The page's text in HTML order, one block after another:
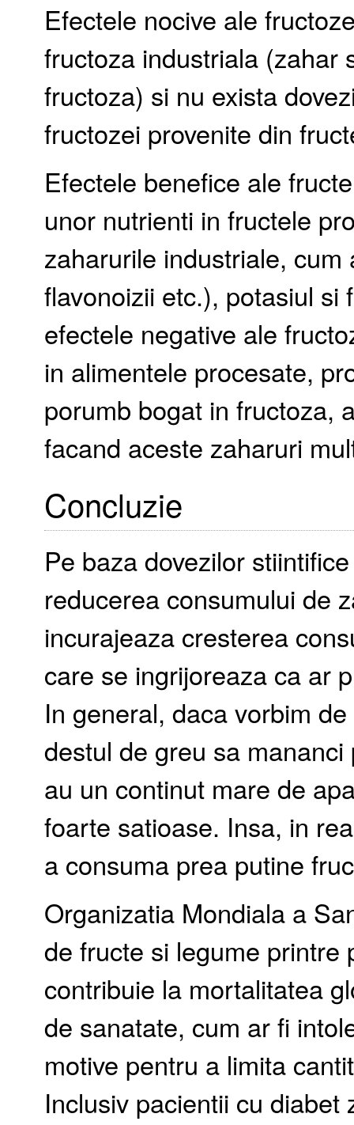
Efectele nocive ale
fructoza industriala (zahar
fructoza) si nu exista
fructozei provenite din
Efectele benefice ale
unor nutrienti in fructele
zaharurile industriale,
flavonoizii etc.), potasiul
efectele negative ale
in alimentele procesate,
porumb bogat in fructoza,
facand aceste zaharuri
Concluzie
Pe baza dovezilor
reducerea consumului de
incurajeaza cresterea
care se ingrijoreaza ca ar
In general, daca vorbim
destul de greu sa
au un continut mare de
foarte satioase. Insa, in
a consuma prea putine
Organizatia Mondiala a
de fructe si legume printre
contribuie la mortalitatea
de sanatate, cum ar fi
motive pentru a limita
Inclusiv pacientii cu